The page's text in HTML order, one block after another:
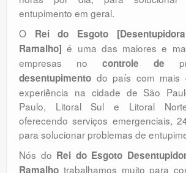
entupimento em geral.
O Rei do Esgoto
Ramalho] é uma das maiores e
empresas no controle de
desentupimento do país com mais
experiência na cidade de São
Paulo, Litoral Sul e Litoral
oferecendo serviços emergenciais,
para solucionar problemas de
Nós do Rei do Esgoto
Ramalho trabalhamos muito para